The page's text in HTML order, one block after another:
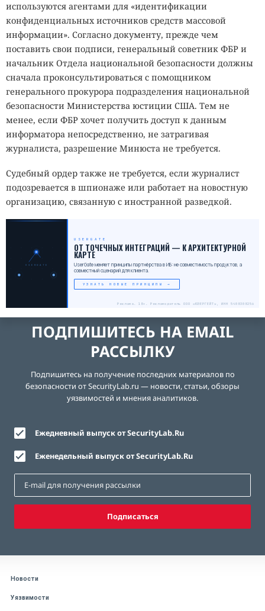
используются агентами для «идентификации
конфиденциальных источников средств массовой
информации». Согласно документу, прежде чем
поставить свои подписи, генеральный советник ФБР и
начальник Отдела национальной безопасности должны
сначала проконсультироваться с помощником
генерального прокурора подразделения национальной
безопасности Министерства юстиции США. Тем не
менее, если ФБР хочет получить доступ к данным
информатора непосредственно, не затрагивая
журналиста, разрешение Минюста не требуется.
Судебный ордер также не требуется, если журналист
подозревается в шпионаже или работает на новостную
организацию, связанную с иностранной разведкой.
USERGATE
USERGATE
ОТ ТОЧЕЧНЫХ ИНТЕГРАЦИЙ — К АРХИТЕКТУРНОЙ
КАРТЕ
UserGate меняет принципы партнёрства в ИБ: не совместимость продуктов, а
совместный сценарий для клиента.
УЗНАТЬ НОВЫЕ ПРИНЦИПЫ →
Реклама. 18+. Рекламодатель ООО «ЮЗЕРГЕЙТ», ИНН 5408308256
ПОДПИШИТЕСЬ НА EMAIL
РАССЫЛКУ
Подпишитесь на получение последних материалов по
безопасности от SecurityLab.ru — новости, статьи, обзоры
уязвимостей и мнения аналитиков.
Ежедневный выпуск от SecurityLab.Ru
Еженедельный выпуск от SecurityLab.Ru
Подписаться
Новости
Уязвимости